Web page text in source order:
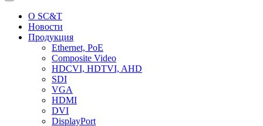
О SC&T
Новости
Продукция
Ethernet, PoE
Composite Video
HDCVI, HDTVI, AHD
SDI
VGA
HDMI
DVI
DisplayPort